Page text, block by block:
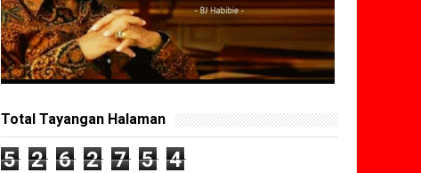
Total Tayangan Halaman
5 2 6 2 7 5 4